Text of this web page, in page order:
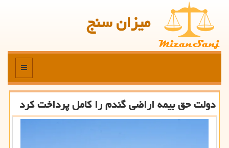
میزان سنج
منو
دولت حق بیمه اراضی گندم را کامل پرداخت کرد